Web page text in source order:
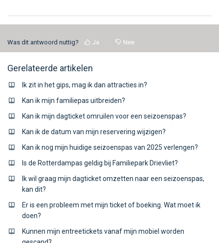
Was dit antwoord nuttig? Ja Nee
Gerelateerde artikelen
Ik zit in het gips, mag ik dan attracties in?
Kan ik mijn familiepas uitbreiden?
Kan ik mijn dagticket omruilen voor een seizoenspas?
Kan ik de datum van mijn reservering wijzigen?
Kan ik nog mijn huidige seizoenspas van 2025 verlengen?
Is de Rotterdampas geldig bij Familiepark Drievliet?
Ik wil graag mijn dagticket omzetten naar een seizoenspas,
kan dit?
Er is een probleem met mijn ticket of boeking. Wat moet ik
doen?
Kunnen mijn entreetickets vanaf mijn mobiel worden